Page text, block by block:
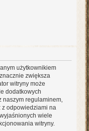
użytkownikiem
zwiększa
witryny może
dodatkowych
regulaminem,
odpowiedziami na
wiele
witryny.